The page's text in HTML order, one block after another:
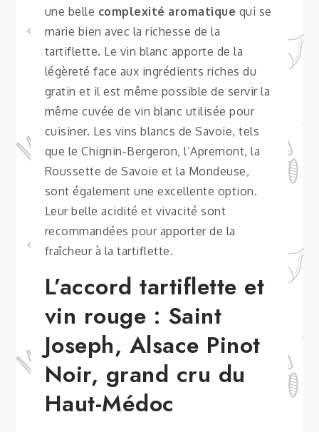
une belle complexité aromatique qui se
marie bien avec la richesse de la
tartiflette. Le vin blanc apporte de la
légèreté face aux ingrédients riches du
gratin et il est même possible de servir la
même cuvée de vin blanc utilisée pour
cuisiner. Les vins blancs de Savoie, tels
que le Chignin-Bergeron, l’Apremont, la
Roussette de Savoie et la Mondeuse,
sont également une excellente option.
Leur belle acidité et vivacité sont
recommandées pour apporter de la
fraîcheur à la tartiflette.
L’accord tartiflette et
vin rouge : Saint
Joseph, Alsace Pinot
Noir, grand cru du
Haut-Médoc